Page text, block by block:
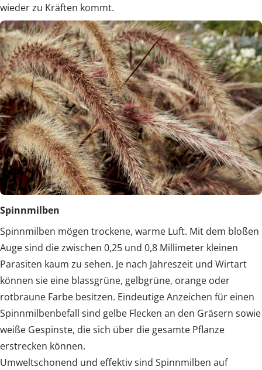
wieder zu Kräften kommt.
Spinnmilben
Spinnmilben mögen trockene, warme Luft. Mit dem bloßen
Auge sind die zwischen 0,25 und 0,8 Millimeter kleinen
Parasiten kaum zu sehen. Je nach Jahreszeit und Wirtart
können sie eine blassgrüne, gelbgrüne, orange oder
rotbraune Farbe besitzen. Eindeutige Anzeichen für einen
Spinnmilbenbefall sind gelbe Flecken an den Gräsern sowie
weiße Gespinste, die sich über die gesamte Pflanze
erstrecken können.
Umweltschonend und effektiv sind Spinnmilben auf